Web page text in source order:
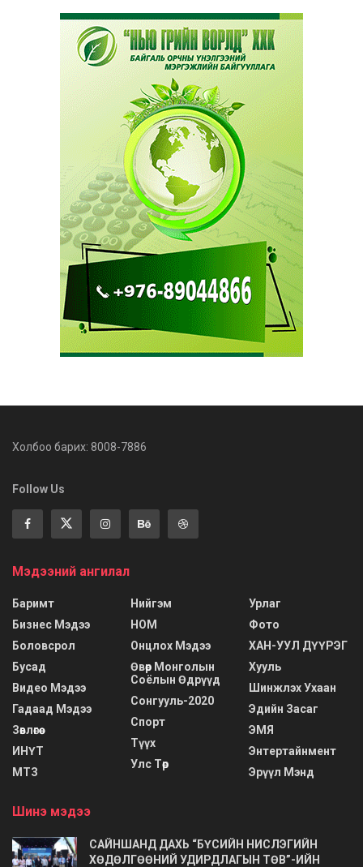
Холбоо барих: 8008-7886
Follow Us
Мэдээний ангилал
Баримт
Бизнес Мэдээ
Боловсрол
Бусад
Видео Мэдээ
Гадаад Мэдээ
Зөвлөгөө
ИНҮТ
МТЗ
Нийгэм
НОМ
Онцлох Мэдээ
Өвөр Монголын
Соёлын Өдрүүд
Сонгууль-2020
Спорт
Түүх
Улс Төр
Урлаг
Фото
ХАН-УУЛ ДҮҮРЭГ
Хууль
Шинжлэх Ухаан
Эдийн Засаг
ЭМЯ
Энтертайнмент
Эрүүл Мэнд
Шинэ мэдээ
САЙНШАНД ДАХЬ “БҮСИЙН НИСЛЭГИЙН
ХӨДӨЛГӨӨНИЙ УДИРДЛАГЫН ТӨВ”-ИЙН